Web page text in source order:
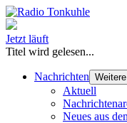
Jetzt läuft
Titel wird gelesen...
Nachrichten
Aktuell
Neues aus